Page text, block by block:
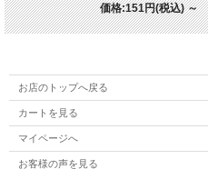
価格:151円(税込)～
お店のトップへ戻る
カートを見る
マイページへ
お客様の声を見る